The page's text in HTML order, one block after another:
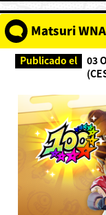
Matsuri
Publicado el
03